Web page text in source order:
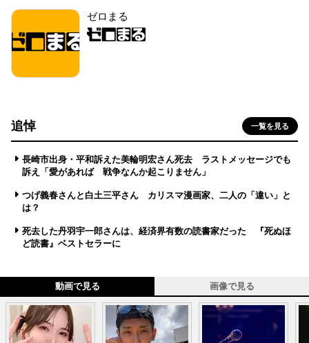
ゼロまる
追悼 一覧を見る
長崎市出身・平和訴えた美輪明宏さん死去 ラストメッセージでも
訴え「愛があれば 戦争なんか起こりません」
つげ義春さんと白土三平さん カリスマ漫画家、二人の「違い」と
は？
死去した丹羽宇一郎さんは、経済界有数の読書家だった 『死ぬほ
ど読書』ベストセラーに
動画で見る 画像で見る